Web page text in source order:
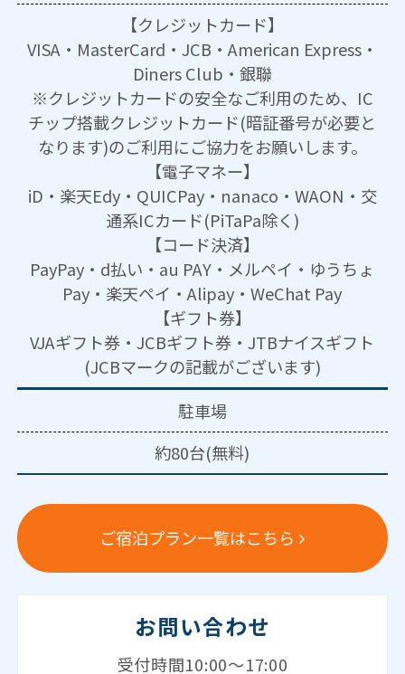
【クレジットカード】
VISA・MasterCard・JCB・American Express・
Diners Club・銀聯
※クレジットカードの安全なご利用のため、IC
チップ搭載クレジットカード(暗証番号が必要と
なります)のご利用にご協力をお願いします。
【電子マネー】
iD・楽天Edy・QUICPay・nanaco・WAON・交
通系ICカード(PiTaPa除く)
【コード決済】
PayPay・d払い・au PAY・メルペイ・ゆうちょ
Pay・楽天ペイ・Alipay・WeChat Pay
【ギフト券】
VJAギフト券・JCBギフト券・JTBナイスギフト
(JCBマークの記載がございます)
駐車場
約80台(無料)
ご宿泊プラン一覧はこちら
お問い合わせ
受付時間10:00～17:00